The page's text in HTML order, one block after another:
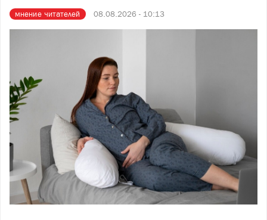
мнение читателей 08.08.2026 - 10:13